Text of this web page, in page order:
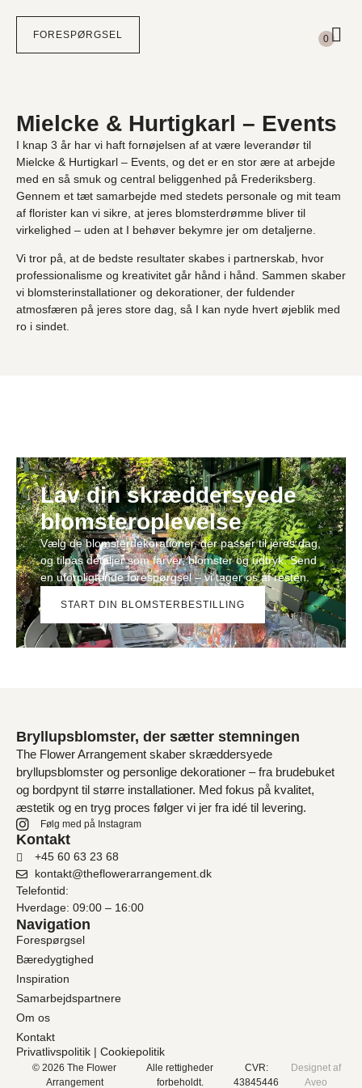
FORESPØRGSEL 0
Din kurv
Subtotal
Mielcke & Hurtigkarl – Events
I knap 3 år har vi haft fornøjelsen af at være leverandør til
Mielcke & Hurtigkarl – Events , og det er en stor ære at arbejde
med en så smuk og central beliggenhed på Frederiksberg.
Gennem et tæt samarbejde med stedets personale og mit team
af florister kan vi sikre, at jeres blomsterdrømme bliver til
virkelighed – uden at I behøver bekymre jer om detaljerne.
Vi tror på, at de bedste resultater skabes i partnerskab, hvor
professionalisme og kreativitet går hånd i hånd. Sammen skaber
vi blomsterinstallationer og dekorationer, der fuldender
atmosfæren på jeres store dag, så I kan nyde hvert øjeblik med
ro i sindet.
Lav din skræddersyede
blomsteroplevelse
Vælg de blomsterdekorationer, der passer til jeres dag,
og tilpas detaljer som farver, blomster og udtryk. Send
en uforpligtende forespørgsel – vi tager os af resten.
START DIN BLOMSTERBESTILLING
Bryllupsblomster, der sætter stemningen
The Flower Arrangement skaber skræddersyede
bryllupsblomster og personlige dekorationer – fra brudebuket
og bordpynt til større installationer. Med fokus på kvalitet,
æstetik og en tryg proces følger vi jer fra idé til levering.
Følg med på Instagram
Kontakt
+45 60 63 23 68
kontakt@theflowerarrangement.dk
Telefontid:
Hverdage: 09:00 – 16:00
Navigation
Forespørgsel
Bæredygtighed
Inspiration
Samarbejdspartnere
Om os
Kontakt
Privatlivspolitik | Cookiepolitik
© 2026 The Flower
Arrangement
Alle rettigheder
forbeholdt.
CVR:
43845446
Designet af
Aveo